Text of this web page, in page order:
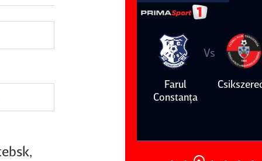
Farul
Vs
Dinamo
Vs
FC